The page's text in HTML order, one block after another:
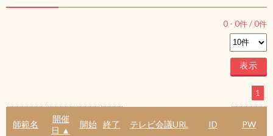
0 - 0件 /0件
1
師範名
開催
日 ▲
開始 終了 テレビ会議URL ID PW